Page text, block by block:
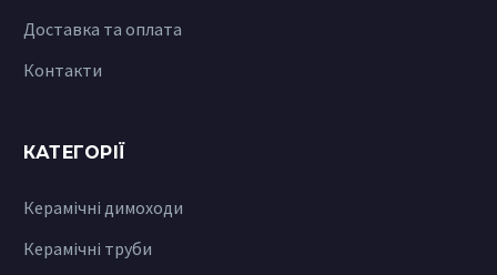
Доставка та оплата
Контакти
КАТЕГОРІЇ
Керамічні димоходи
Керамічні труби